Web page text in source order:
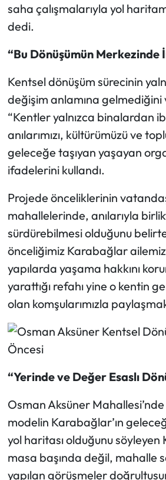
saha çalışmalarıyla yol
dedi.
“Bu Dönüşümün Merkezinde
Kentsel dönüşüm sürecinin
değişim anlamına gelmediğini
“Kentler yalnızca binalardan
anılarımızı, kültürümüzü ve
geleceğe taşıyan yaşayan
ifadelerini kullandı.
Projede önceliklerinin
mahallelerinde, anılarıyla
sürdürebilmesi olduğunu
önceliğimiz Karabağlar
yapılarda yaşama hakkını
yarattığı refahı yine o kentin
olan komşularımızla
“Yerinde ve Değer Esaslı
Osman Aksüner
modelin Karabağlar’ın
yol haritası olduğunu söyleyen
masa başında değil, mahalle
yapılan görüşmeler